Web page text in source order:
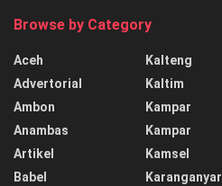
Browse by Category
Aceh
Advertorial
Ambon
Anambas
Artikel
Babel
Kalteng
Kaltim
Kampar
Kampar
Kamsel
Karanganyar